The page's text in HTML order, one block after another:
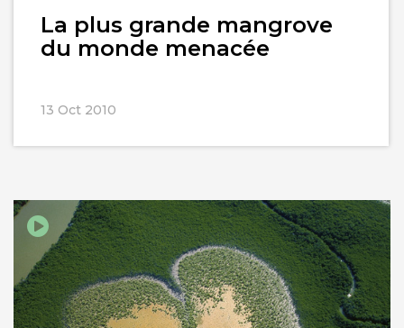
La plus grande mangrove
du monde menacée
13 Oct 2010